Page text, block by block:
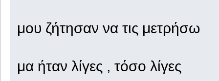
μου ζήτησαν να τις μετρήσω
μα ήταν λίγες , τόσο λίγες